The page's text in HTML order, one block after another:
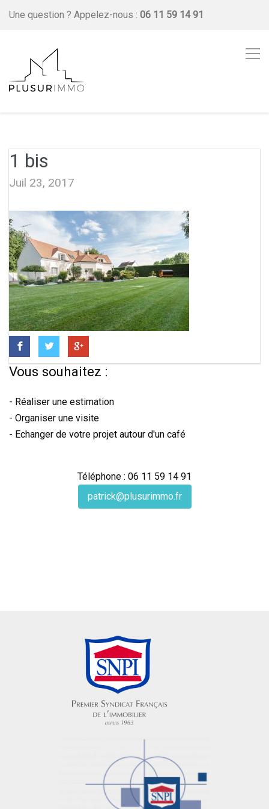
Une question ? Appelez-nous : 06 11 59 14 91
1 bis
Juil 23, 2017
Vous souhaitez :
- Réaliser une estimation
- Organiser une visite
- Echanger de votre projet autour d'un café
Téléphone : 06 11 59 14 91
patrick@plusurimmo.fr